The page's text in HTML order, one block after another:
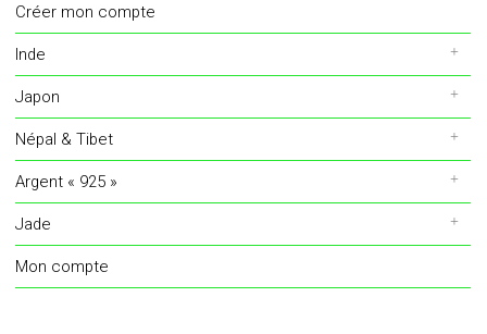
Créer mon compte
Inde
Japon
Népal & Tibet
Argent « 925 »
Jade
Mon compte